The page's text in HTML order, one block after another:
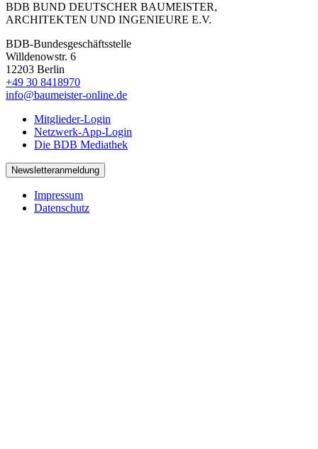
BDB BUND DEUTSCHER BAUMEISTER,
ARCHITEKTEN UND INGENIEURE E.V.
BDB-Bundesgeschäftsstelle
Willdenowstr. 6
12203 Berlin
+49 30 8418970
info@baumeister-online.de
Mitglieder-Login
Netzwerk-App-Login
Die BDB Mediathek
Newsletteranmeldung
Impressum
Datenschutz